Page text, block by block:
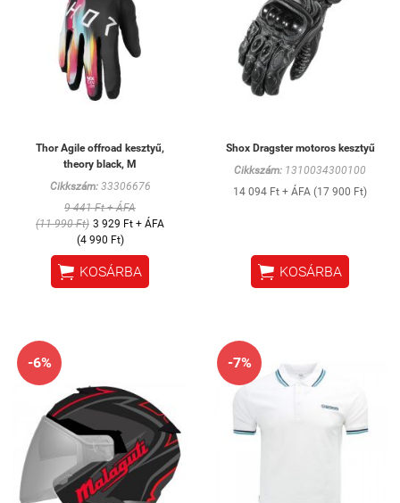
Thor Agile offroad kesztyű,
theory black, M
Cikkszám:33306676
9 441 Ft + ÁFA
(11 990 Ft) 3 929 Ft + ÁFA
(4 990 Ft)
 KOSÁRBA
Shox Dragster motoros kesztyű
Cikkszám: 1310034300100
14 094 Ft + ÁFA (17 900 Ft)
 KOSÁRBA
-6% -7%